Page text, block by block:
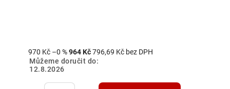
970 Kč –0 %964 Kč796,69 Kč bez DPH
Můžeme doručit do:
12.8.2026